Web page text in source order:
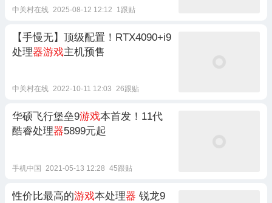
中关村在线 2025-08-12 12:12 1跟贴
【手慢无】顶级配置！RTX4090+i9
处理器游戏主机预售
中关村在线 2022-10-11 12:03 26跟贴
华硕飞行堡垒9游戏本首发！11代
酷睿处理器5899元起
手机中国 2021-05-13 12:28 45跟贴
性价比最高的游戏本处理器 锐龙9